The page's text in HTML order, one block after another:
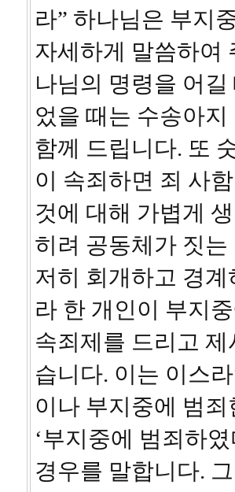
라” 하나님은 부지
자세하게 말씀하여
나님의 명령을 어
었을 때는 수송아
함께 드립니다. 또
이 속죄하면 죄 사
것에 대해 가볍게
히려 공동체가 짓
저히 회개하고 경
라 한 개인이 부지
속죄제를 드리고
습니다. 이는 이스
이나 부지중에 범
‘부지중에 범죄하
경우를 말합니다.